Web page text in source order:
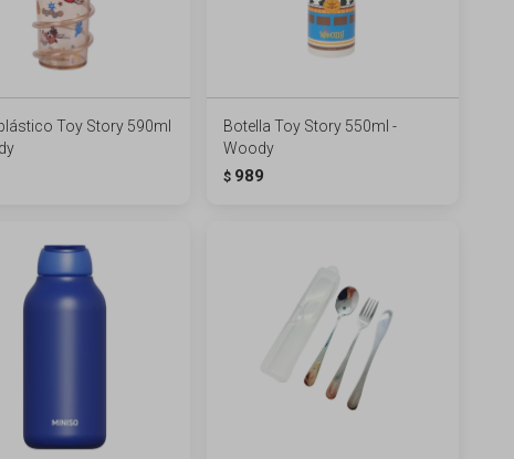
Toy Story 590ml
Botella Toy Story 550ml -
Woody
$ 989